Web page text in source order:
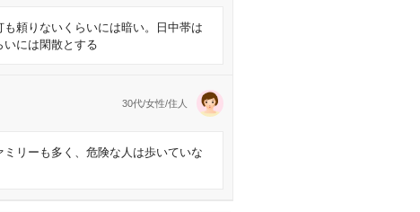
頼りないくらいには暗い。日中帯は
いには閑散とする
30代/女性/住人
リーも多く、危険な人は歩いていな